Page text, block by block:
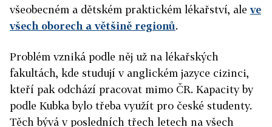
všeobecném a dětském praktickém lékařství, aleve
všech oborech a většině regionů.
Problém vzniká podle něj už na lékařských
fakultách, kde studují v anglickém jazyce cizinci,
kteří pak odchází pracovat mimo ČR. Kapacity by
podle Kubka bylo třeba využít pro české studenty.
Těch bývá v posledních třech letech na všech